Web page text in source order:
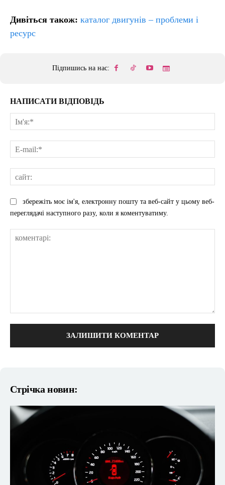
Дивіться також: каталог двигунів – проблеми і
ресурс
Підпишись на нас:
НАПИСАТИ ВІДПОВІДЬ
збережіть моє ім'я, електронну пошту та веб-сайт у цьому веб-
переглядачі наступного разу, коли я коментуватиму.
Стрічка новин: